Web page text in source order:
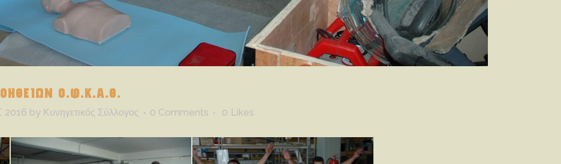
Ο.Φ.Κ.Α.Θ.
2016 by Κυνηγετικός Σύλλογος 0 Comments 0 Likes